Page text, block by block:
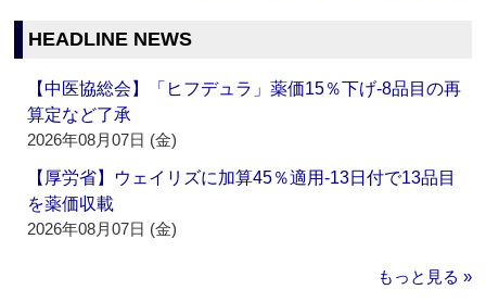
HEADLINE NEWS
【中医協総会】「ヒフデュラ」薬価15％下げ‐8品目の再
算定など了承
2026年08月07日 (金)
【厚労省】ウェイリズに加算45％適用‐13日付で13品目
を薬価収載
2026年08月07日 (金)
もっと見る »